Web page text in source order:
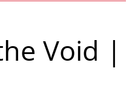
Void |